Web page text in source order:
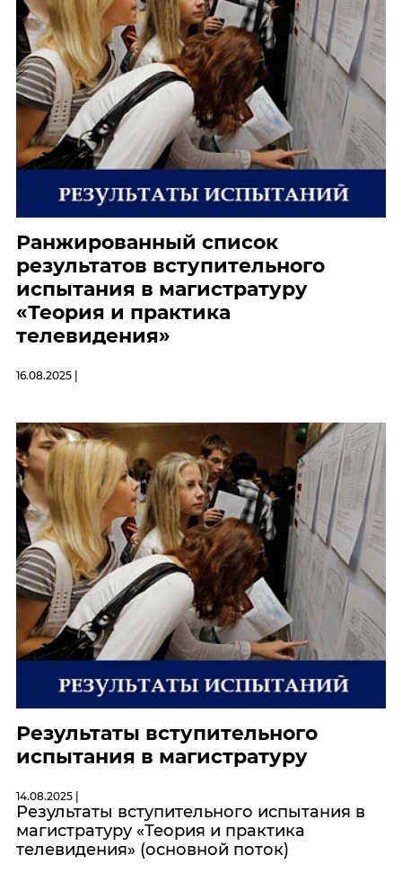
Ранжированный список
результатов вступительного
испытания в магистратуру
«Теория и практика
телевидения»
16.08.2025 |
Результаты вступительного
испытания в магистратуру
14.08.2025 |
Результаты вступительного испытания в
магистратуру «Теория и практика
телевидения» (основной поток)